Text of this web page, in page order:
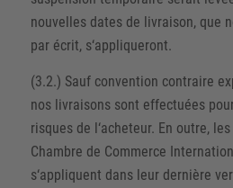
nouvelles dates de livraison, que
par écrit, s‘appliqueront.
(3.2.) Sauf convention contraire
nos livraisons sont effectuées
risques de l‘acheteur. En outre,
Chambre de Commerce
s‘appliquent dans leur dernière